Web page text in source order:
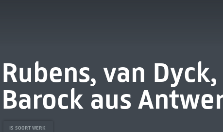
Rubens, van
Barock aus
IS SOORT WERK